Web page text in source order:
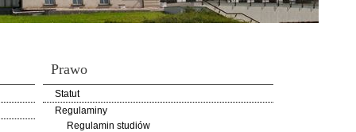
Prawo
Statut
Regulaminy
Regulamin studiów